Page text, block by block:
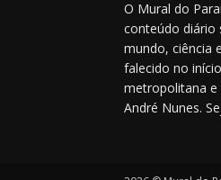
O Mural do
conteúdo diário
mundo, ciência
falecido no
metropolitana e
André Nunes.